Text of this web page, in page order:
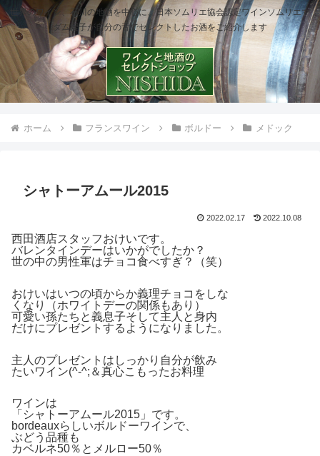
世界のワイン、石川の地酒を中心に、日本ソムリエ協会認定ワインソムリエマ
ダム櫻子が自分の舌でセレクトしたお酒をご紹介します
ホーム フランスワイン ボルドー メドック
シャトーアムール2015
2022.02.17 2022.10.08
西田酒店スタッフおけいです。
バレンタインデーはいかがでしたか？
世の中の男性軍はチョコ食べすぎ？（笑）
おけいはいつの頃からか義理チョコをしな
くなり（ホワイトデーの関係もあり）
可愛い孫たちと義息子そして主人と身内
だけにプレゼントするようになりました。
主人のプレゼントはしっかり自分が飲み
たいワイン(^-^;＆真心こもったお料理
ワインは
「シャトーアムール2015」です。
bordeauxらしいボルドーワインで、
ぶどう品種も
カベルネ50％とメルロー50％